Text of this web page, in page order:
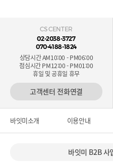
CS CENTER
02-2038-3727
070-4188-1824
상담시간 AM10:00 - PM06:00
점심시간 PM12:00 - PM01:00
휴일 및 공휴일 휴무
고객센터 전화연결
바잇미소개 이용안내
바잇미 B2B 사